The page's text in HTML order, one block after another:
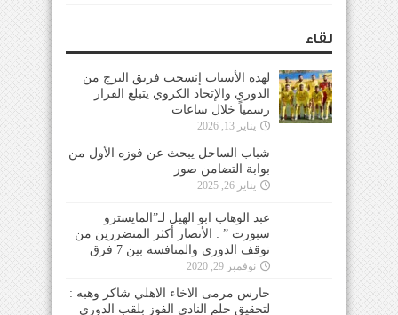
لقاء
لهذه الأسباب إنسحب فريق البرج من
الدوري والإتحاد الكروي يتبلغ القرار
رسمياً خلال ساعات
يناير 13, 2026
شباب الساحل يبحث عن فوزه الأول من
بوابة التضامن صور
يناير 26, 2025
عبد الوهاب ابو الهيل لـ”المايسترو
سبورت ” : الأنصار أكثر المتضررين من
توقف الدوري والمنافسة بين 7 فرق
نوفمبر 29, 2020
حارس مرمى الاخاء الاهلي شاكر وهبه :
لتحقيق حلم النادي الفوز بلقب الدوري